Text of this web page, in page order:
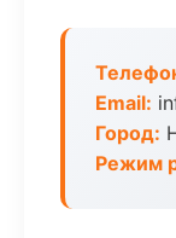
Email:
Город:
Режим